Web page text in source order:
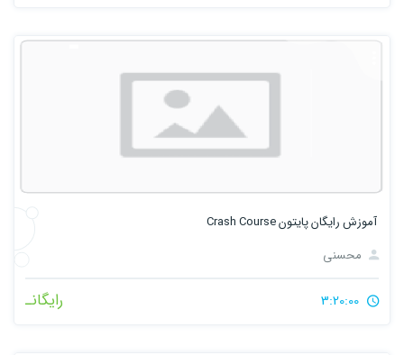
آموزش رایگان پایتون Crash Course
محسنی
رایگانـ